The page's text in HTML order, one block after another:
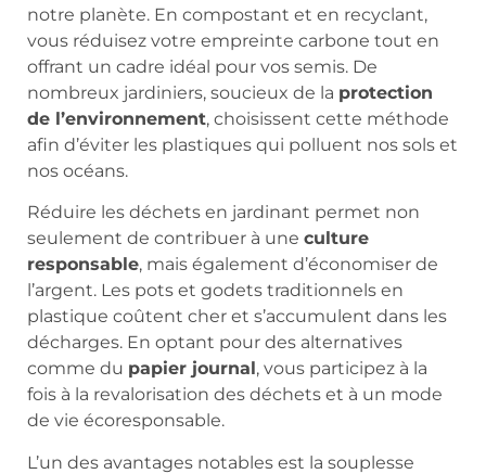
notre planète. En compostant et en recyclant,
vous réduisez votre empreinte carbone tout en
offrant un cadre idéal pour vos semis. De
nombreux jardiniers, soucieux de la protection
de l’environnement, choisissent cette méthode
afin d’éviter les plastiques qui polluent nos sols et
nos océans.
Réduire les déchets en jardinant permet non
seulement de contribuer à une culture
responsable, mais également d’économiser de
l’argent. Les pots et godets traditionnels en
plastique coûtent cher et s’accumulent dans les
décharges. En optant pour des alternatives
comme du papier journal , vous participez à la
fois à la revalorisation des déchets et à un mode
de vie écoresponsable.
L’un des avantages notables est la souplesse